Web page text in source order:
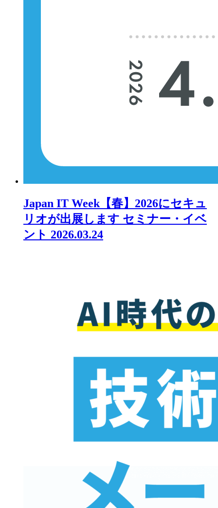
Japan IT Week【春】2026にセキュ
リオが出展します セミナー・イベ
ント 2026.03.24